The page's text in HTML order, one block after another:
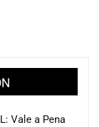
Vale a Pena